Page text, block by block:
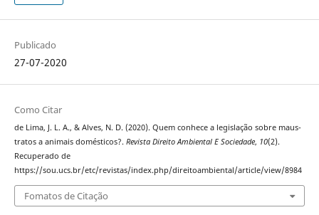
Publicado
27-07-2020
Como Citar
de Lima, J. L. A., & Alves, N. D. (2020). Quem conhece a legislação sobre maus-
tratos a animais domésticos?. Revista Direito Ambiental E Sociedade, 10(2).
Recuperado de
https://sou.ucs.br/etc/revistas/index.php/direitoambiental/article/view/8984
Fomatos de Citação